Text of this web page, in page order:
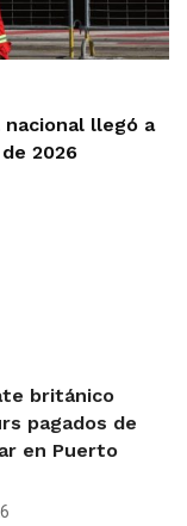
nacional llegó a
2026
británico
pagados de
en Puerto